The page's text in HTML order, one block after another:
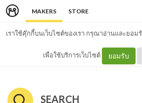
MAKERS STORE
เราใช้คุ๊กกี้บนเว็บไซต์ของเรา กรุณาอ่านและยอม
เพื่อใช้บริการเว็บไซต์ ยอมรับ
SEARCH